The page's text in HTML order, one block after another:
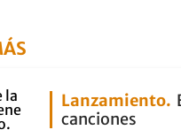
Lanzamiento
canciones